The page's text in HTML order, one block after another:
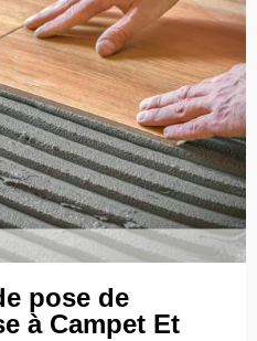
pose de
à Campet Et